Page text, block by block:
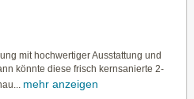
mit hochwertiger Ausstattung und
könnte diese frisch kernsanierte 2-
mehr anzeigen